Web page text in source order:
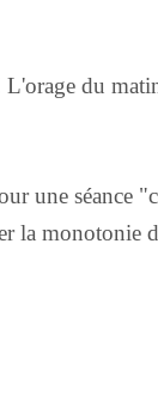
du
une séance
la monotonie